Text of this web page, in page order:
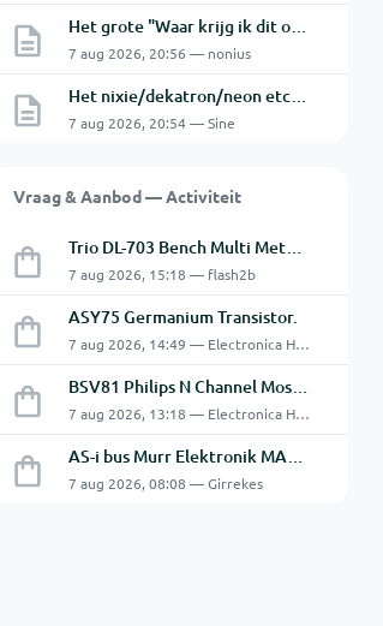
Het grote "Waar krijg ik dit onderdeel" topic Deel 11
7 aug 2026, 20:56 — nonius
Het nixie/dekatron/neon etc. topic Part 3
7 aug 2026, 20:54 — Sine
Vraag & Aanbod — Activiteit
Trio DL-703 Bench Multi Meter **VERKOCHT**
7 aug 2026, 15:18 — flash2b
ASY75 Germanium Transistor.
7 aug 2026, 14:49 — Electronica Hobbyist
BSV81 Philips N Channel Mosfet Transistors.
7 aug 2026, 13:18 — Electronica Hobbyist
AS-i bus Murr Elektronik MASI20 AS-Interface I/O-module 56440
7 aug 2026, 08:08 — Girrekes